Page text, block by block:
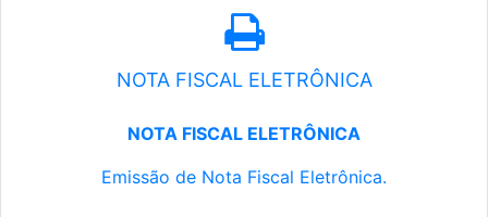
NOTA FISCAL ELETRÔNICA
NOTA FISCAL ELETRÔNICA
Emissão de Nota Fiscal Eletrônica.